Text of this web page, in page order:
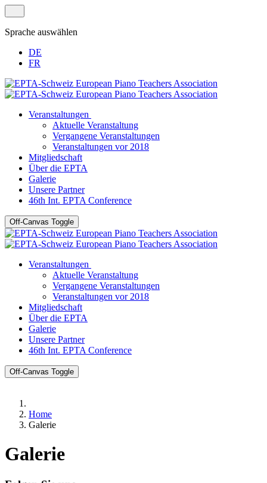
Sprache auswählen
DE
FR
Veranstaltungen
Aktuelle Veranstaltung
Vergangene Veranstaltungen
Veranstaltungen vor 2018
Mitgliedschaft
Über die EPTA
Galerie
Unsere Partner
46th Int. EPTA Conference
Off-Canvas Toggle
Veranstaltungen
Aktuelle Veranstaltung
Vergangene Veranstaltungen
Veranstaltungen vor 2018
Mitgliedschaft
Über die EPTA
Galerie
Unsere Partner
46th Int. EPTA Conference
Off-Canvas Toggle
Home
Galerie
Galerie